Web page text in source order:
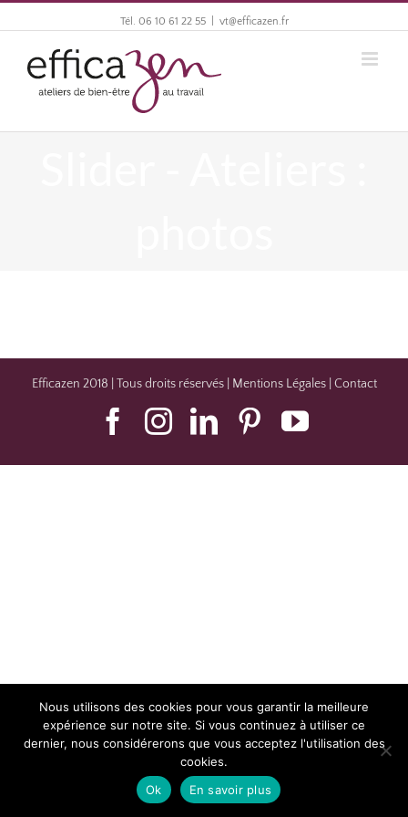
Tél. 06 10 61 22 55 vt@efficazen.fr
Efficazen 2018 | Tous droits réservés | Mentions Légales| Contact
Nous utilisons des cookies pour vous garantir la meilleure
expérience sur notre site. Si vous continuez à utiliser ce
dernier, nous considérerons que vous acceptez l'utilisation des
cookies.
Ok
En savoir plus